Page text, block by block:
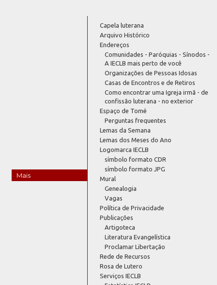
Mais
Capela luterana
Arquivo Histórico
Endereços
Comunidades - Paróquias - Sínodos -
A IECLB mais perto de você
Organizações de Pessoas Idosas
Casas de Encontros e de Retiros
Como encontrar uma Igreja irmã - de
confissão luterana - no exterior
Espaço de Tomé
Perguntas frequentes
Lemas da Semana
Lemas dos Meses do Ano
Logomarca IECLB
símbolo formato CDR
símbolo formato JPG
Mural
Genealogia
Vagas
Política de Privacidade
Publicações
Artigoteca
Literatura Evangelística
Proclamar Libertação
Rede de Recursos
Rosa de Lutero
Serviços IECLB